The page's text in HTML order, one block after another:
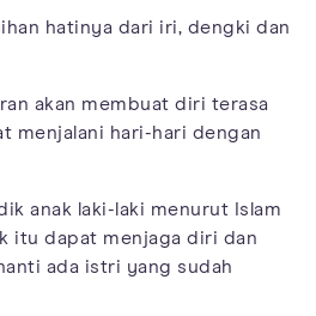
hatinya dari iri, dengki dan
akan membuat diri terasa
menjalani hari-hari dengan
anak laki-laki menurut Islam
itu dapat menjaga diri dan
ada istri yang sudah